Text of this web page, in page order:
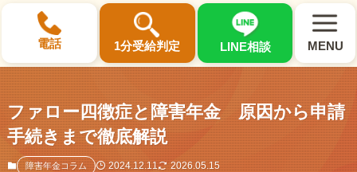
電話 1分受給判定 LINE相談 MENU
×
選ばれる3つの理由
ファロー四徴症と障害年金 原因から申請
手続きまで徹底解説
障害年金コラム 2024.12.11 2026.05.15